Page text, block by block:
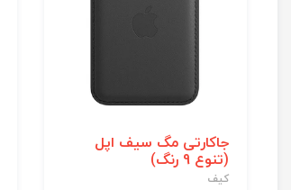
جاکارتی مگ سیف اپل
(تنوع 9 رنگ)
کیف